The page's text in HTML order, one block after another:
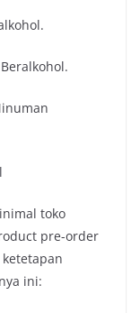
toko
pre-order
ini: